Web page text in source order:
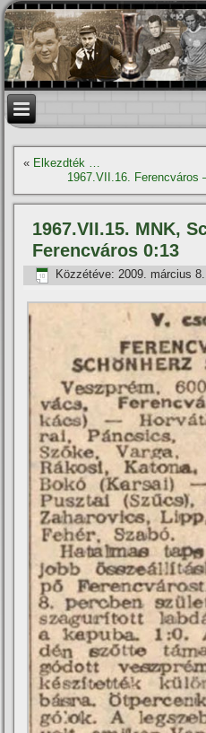
« Elkezdték …
1967.VII.16. Ferencváros
1967.VII.15. MNK,
Ferencváros 0:13
Közzétéve: 2009. március